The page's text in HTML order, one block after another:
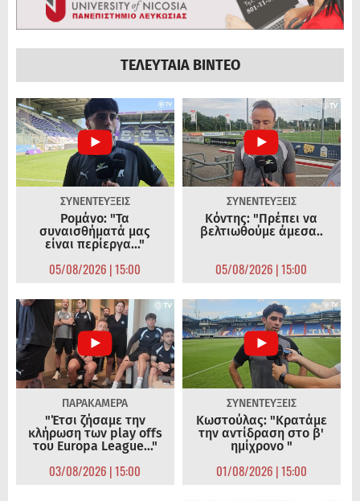
ΤΕΛΕΥΤΑΙΑ ΒΙΝΤΕΟ
ΣΥΝΕΝΤΕΥΞΕΙΣ
Ρομάνο: "Τα
συναισθήματά μας
είναι περίεργα..."
05/08/2026 | 15:00
ΣΥΝΕΝΤΕΥΞΕΙΣ
Κόντης: "Πρέπει να
βελτιωθούμε άμεσα..
05/08/2026 | 15:00
ΠΑΡΑΚΑΜΕΡΑ
"Έτσι ζήσαμε την
κλήρωση των play offs
του Europa League..."
03/08/2026 | 15:00
ΣΥΝΕΝΤΕΥΞΕΙΣ
Κωστούλας: "Κρατάμε
την αντίδραση στο β'
ημίχρονο "
01/08/2026 | 15:00